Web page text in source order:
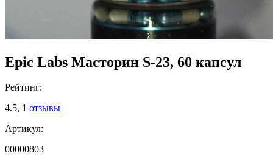
Epic Labs Масторин S-23, 60 капсул
Рейтинг:
4.5, 1 отзывы
Артикул:
00000803